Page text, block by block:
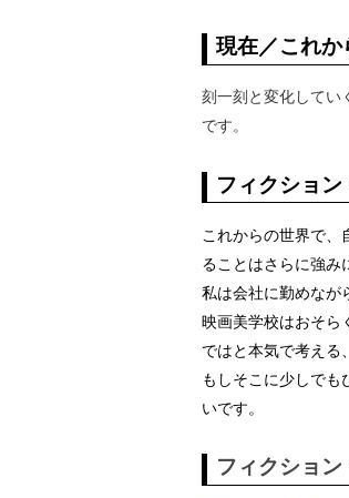
現在／これか
刻一刻と変化してい
です。
フィクショ
これからの世界で、
ることはさらに強み
私は会社に勤めなが
映画美学校はおそら
ではと本気で考える
もしそこに少しでも
いです。
フィクショ